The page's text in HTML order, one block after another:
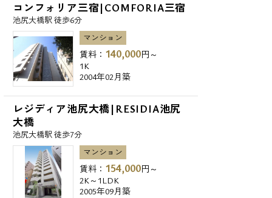
コンフォリア三宿|COMFORIA三宿
池尻大橋駅 徒歩6分
マンション
賃料： 140,000円～
1K
2004年02月築
レジディア池尻大橋|RESIDIA池尻
大橋
池尻大橋駅 徒歩7分
マンション
賃料： 154,000円～
2K～1LDK
2005年09月築